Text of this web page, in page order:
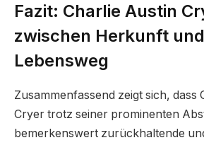
Fazit: Charlie Austin
zwischen Herkunft
Lebensweg
Zusammenfassend zeigt sich, dass
Cryer trotz seiner prominenten
bemerkenswert zurückhaltende